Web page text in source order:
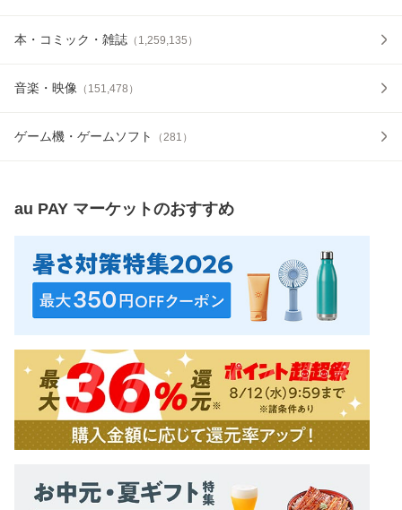
本・コミック・雑誌 （ 1,259,135 ）
音楽・映像 （ 151,478 ）
ゲーム機・ゲームソフト （281 ）
au PAY マーケットのおすすめ